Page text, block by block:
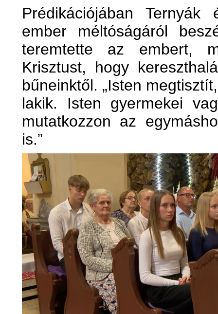
Prédikációjában
ember méltóságáról
teremtette az embert,
Krisztust, hogy
bűneinktől. „Isten
lakik. Isten gyermekei
mutatkozzon az
is.”